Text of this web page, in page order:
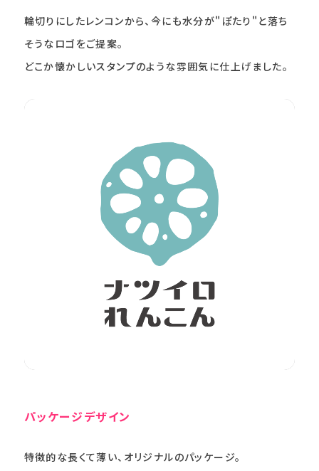
輪切りにしたレンコンから、今にも水分が"ぽたり"と落ち
そうなロゴをご提案。
どこか懐かしいスタンプのような雰囲気に仕上げました。
パッケージデザイン
特徴的な長くて薄い、オリジナルのパッケージ。